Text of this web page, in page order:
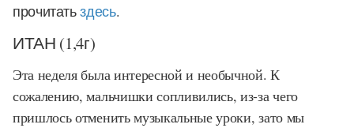
прочитатьздесь.
ИТАН (1,4г)
Эта неделя была интересной и необычной. К
сожалению, мальчишки сопливились, из-за чего
пришлось отменить музыкальные уроки, зато мы